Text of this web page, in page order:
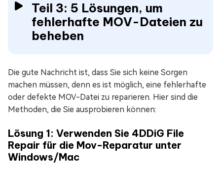
Teil 3: 5 Lösungen, um
fehlerhafte MOV-Dateien zu
beheben
Die gute Nachricht ist, dass Sie sich keine Sorgen
machen müssen, denn es ist möglich, eine fehlerhafte
oder defekte MOV-Datei zu reparieren. Hier sind die
Methoden, die Sie ausprobieren können:
Lösung 1: Verwenden Sie 4DDiG File
Repair für die Mov-Reparatur unter
Windows/Mac